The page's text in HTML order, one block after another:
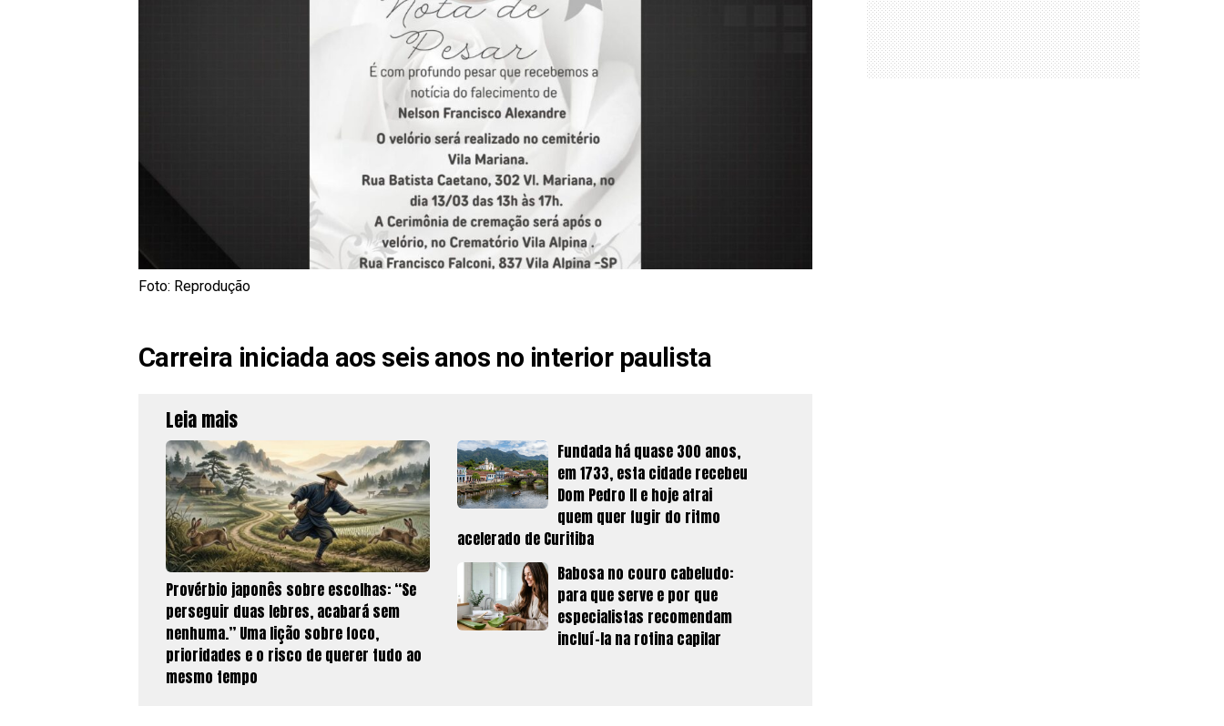
Foto: Reprodução
Carreira iniciada aos seis anos no interior paulista
Leia mais
Provérbio japonês sobre escolhas: “Se
perseguir duas lebres, acabará sem
nenhuma.” Uma lição sobre foco,
prioridades e o risco de querer tudo ao
mesmo tempo
Fundada há quase 300 anos,
em 1733, esta cidade recebeu
Dom Pedro II e hoje atrai
quem quer fugir do ritmo
acelerado de Curitiba
Babosa no couro cabeludo:
para que serve e por que
especialistas recomendam
incluí-la na rotina capilar